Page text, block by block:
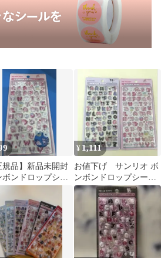
規品】新品未開封
ボンドロップシー
ィ
¥ 1,111
お値下げ サンリオ ボ
ンボンドロップシール
もじ 2種セット